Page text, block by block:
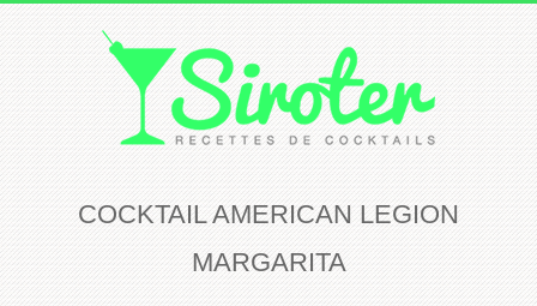
COCKTAIL AMERICAN LEGION
MARGARITA